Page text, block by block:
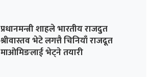
प्रधानमन्त्री शाहले भारतीय राजदुत
श्रीवास्तव भेटे लगत्तै चिनियाँ राजदूत
माओमिङलाई भेट्ने तयारी